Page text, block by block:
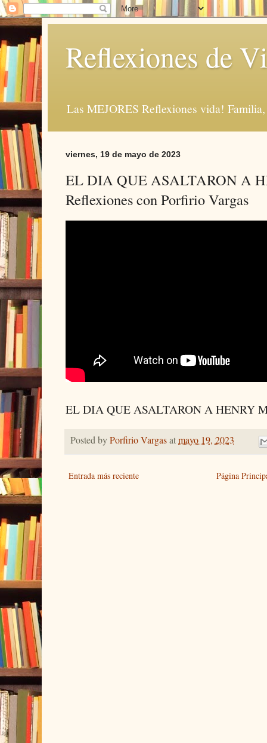
Reflexiones de
Las MEJORES Reflexiones vida!
viernes, 19 de mayo de 2023
EL DIA QUE ASALTARON A
Reflexiones con Porfirio Vargas
EL DIA QUE ASALTARON A HENRY
Posted byPorfirio Vargasatmayo 19, 2023
Entrada más reciente Página